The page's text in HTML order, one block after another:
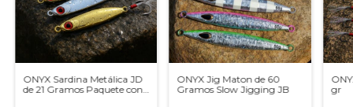
ONYX Sardina Metálica JD
de 21 Gramos Paquete con
ONYX Jig Maton de 60
Gramos Slow Jigging JB
gr